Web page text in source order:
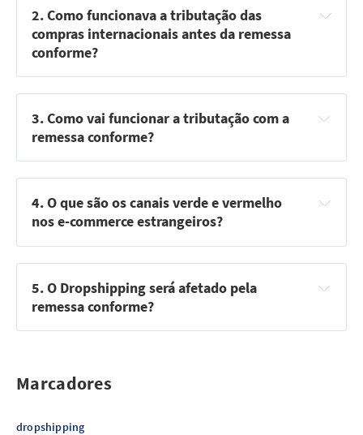
2. Como funcionava a tributação das
compras internacionais antes da remessa
conforme?
3. Como vai funcionar a tributação com a
remessa conforme?
4. O que são os canais verde e vermelho
nos e-commerce estrangeiros?
5. O Dropshipping será afetado pela
remessa conforme?
Marcadores
dropshipping